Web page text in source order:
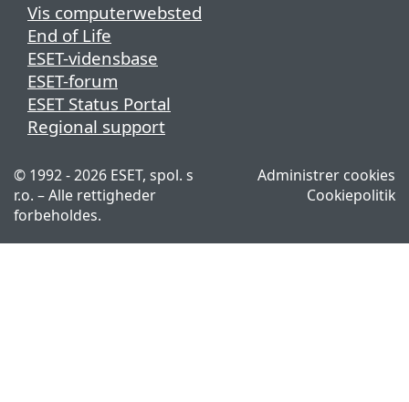
Vis computerwebsted
End of Life
ESET-vidensbase
ESET-forum
ESET Status Portal
Regional support
© 1992 - 2026 ESET, spol. s
r.o. – Alle rettigheder
forbeholdes.
Administrer cookies
Cookiepolitik